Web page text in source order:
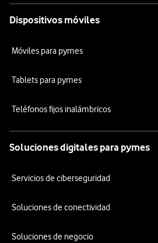
Dispositivos móviles
Móviles para pymes
Tablets para pymes
Teléfonos fijos inalámbricos
Soluciones digitales para pymes
Servicios de ciberseguridad
Soluciones de conectividad
Soluciones de negocio